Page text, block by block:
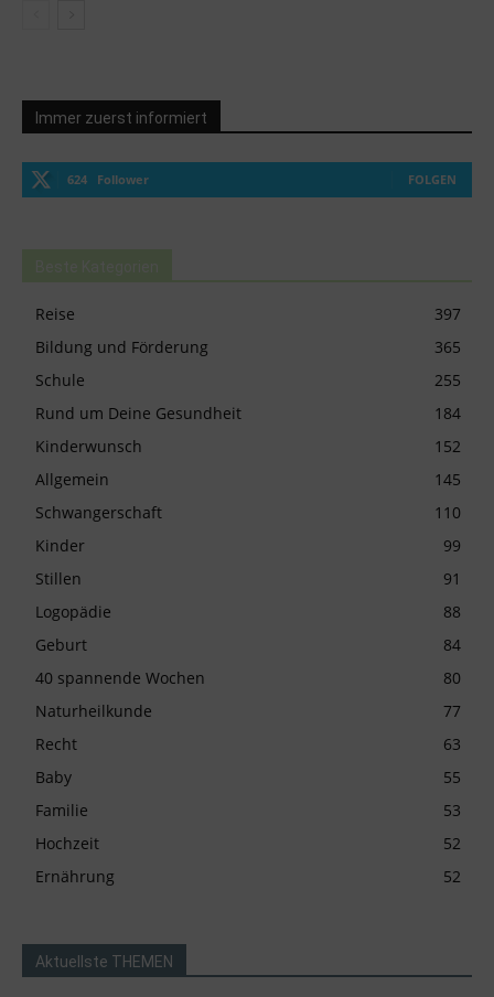
Immer zuerst informiert
624 Follower FOLGEN
Reise
397
Bildung und Förderung
365
Schule
255
Rund um Deine Gesundheit
184
Kinderwunsch
152
Allgemein
145
Schwangerschaft
110
Kinder
99
Stillen
91
Logopädie
88
Geburt
84
40 spannende Wochen
80
Naturheilkunde
77
Recht
63
Baby
55
Familie
53
Hochzeit
52
Ernährung
52
Aktuellste THEMEN